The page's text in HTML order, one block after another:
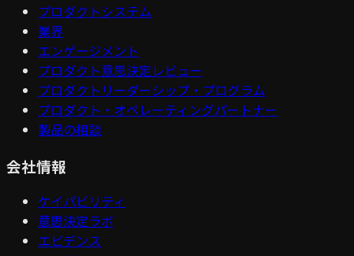
プロダクトシステム
業界
エンゲージメント
プロダクト意思決定レビュー
プロダクトリーダーシップ・プログラム
プロダクト・オペレーティングパートナー
製品の相談
会社情報
ケイパビリティ
意思決定ラボ
エビデンス